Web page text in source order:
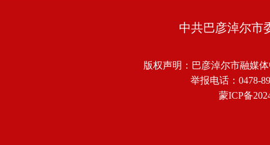
中共巴彦淖尔市
版权声明：巴彦淖尔市融媒
举报电话：0478-
蒙ICP备